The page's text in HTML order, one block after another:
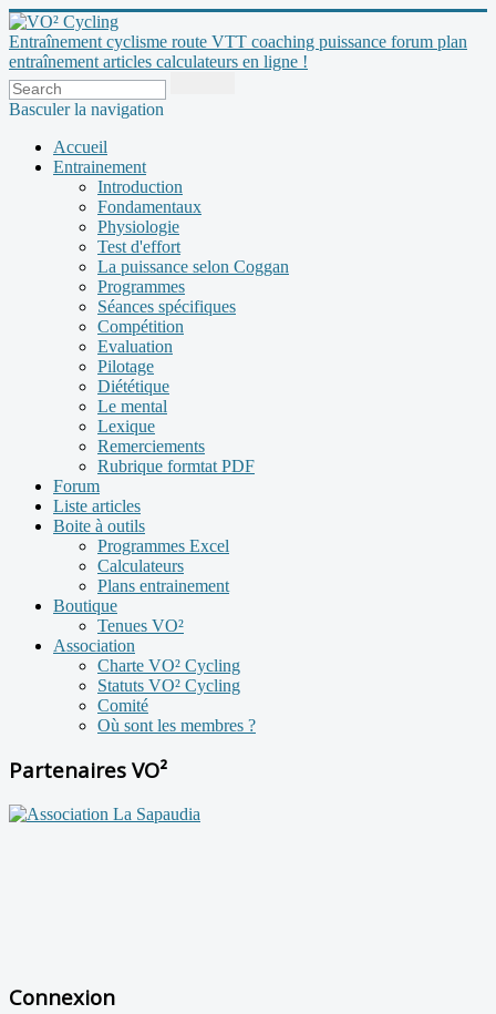
Entraînement cyclisme route VTT coaching puissance forum plan
entraînement articles calculateurs en ligne !
Basculer la navigation
Accueil
Entrainement
Introduction
Fondamentaux
Physiologie
Test d'effort
La puissance selon Coggan
Programmes
Séances spécifiques
Compétition
Evaluation
Pilotage
Diététique
Le mental
Lexique
Remerciements
Rubrique formtat PDF
Forum
Liste articles
Boite à outils
Programmes Excel
Calculateurs
Plans entrainement
Boutique
Tenues VO²
Association
Charte VO² Cycling
Statuts VO² Cycling
Comité
Où sont les membres ?
Partenaires VO²
Connexion